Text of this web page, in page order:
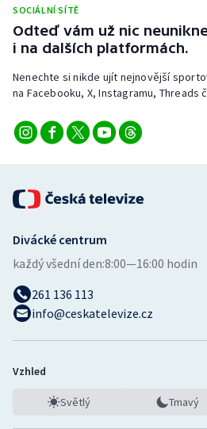
Short track
Sportovní střelba
Stolní tenis
Triatlon
Veslování
Vodní slalom
Volejbal
Ostatní
SOCIÁLNÍ SÍTĚ
Odteď vám už nic
i na dalších platformách.
Nenechte si nikde ujít nejnovější
na Facebooku, X, Instagramu, Threads
Divácké centrum
každý všední den:8:00—16:00 hodin
261 136 113
info@ceskatelevize.cz
Vzhled
Světlý Tmavý